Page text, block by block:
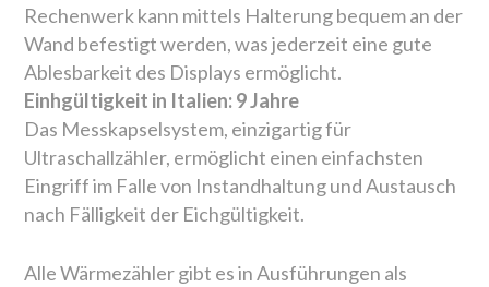
Rechenwerk kann mittels Halterung bequem an der
Wand befestigt werden, was jederzeit eine gute
Ablesbarkeit des Displays ermöglicht.
Einhgültigkeit in Italien: 9 Jahre
Das Messkapselsystem, einzigartig für
Ultraschallzähler, ermöglicht einen einfachsten
Eingriff im Falle von Instandhaltung und Austausch
nach Fälligkeit der Eichgültigkeit.
Alle Wärmezähler gibt es in Ausführungen als